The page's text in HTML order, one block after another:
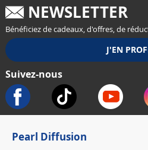
NEWSLETTER
Bénéficiez de cadeaux, d'offres, de
Suivez-nous
Pearl Diffusion